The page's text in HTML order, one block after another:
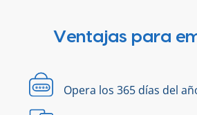
Ventajas para
Opera los 365 días del